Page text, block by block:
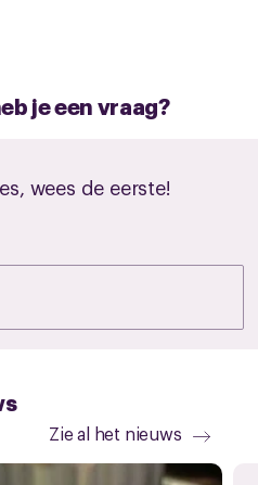
je een vraag?
wees de eerste!
Zie al het nieuws